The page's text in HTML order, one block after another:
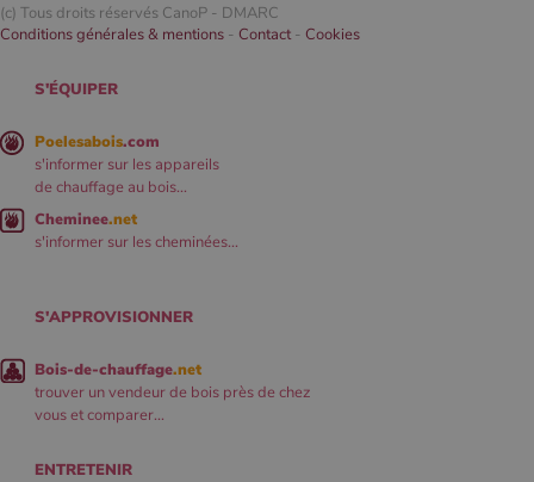
(c) Tous droits réservés CanoP - DMARC
Conditions générales & mentions - Contact- Cookies
S'ÉQUIPER
Poelesabois.com
s'informer sur les appareils
de chauffage au bois...
Cheminee.net
s'informer sur les cheminées...
S'APPROVISIONNER
Bois-de-chauffage.net
trouver un vendeur de bois près de chez
vous et comparer...
ENTRETENIR